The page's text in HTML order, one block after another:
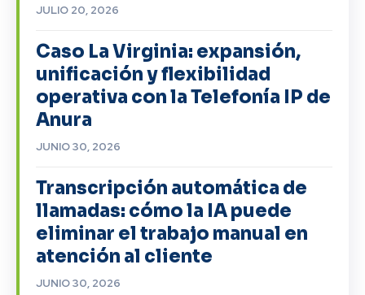
JULIO 20, 2026
Caso La Virginia: expansión,
unificación y flexibilidad
operativa con la Telefonía IP de
Anura
JUNIO 30, 2026
Transcripción automática de
llamadas: cómo la IA puede
eliminar el trabajo manual en
atención al cliente
JUNIO 30, 2026